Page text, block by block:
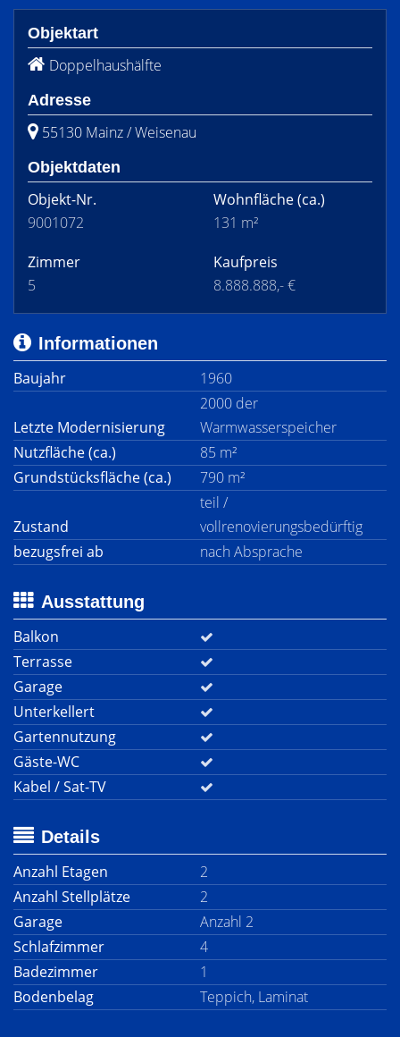
Objektart
Doppelhaushälfte
Adresse
55130 Mainz / Weisenau
Objektdaten
Objekt-Nr.
9001072
Wohnfläche(ca.)
131 m²
Zimmer
5
Kaufpreis
8.888.888,- €
Informationen
Baujahr
1960
Letzte Modernisierung
2000 der
Warmwasserspeicher
Nutzfläche (ca.)
85 m²
Grundstücksfläche (ca.)
790 m²
Zustand
teil /
vollrenovierungsbedürftig
bezugsfrei ab
nach Absprache
Ausstattung
Balkon
Terrasse
Garage
Unterkellert
Gartennutzung
Gäste-WC
Kabel / Sat-TV
Details
Anzahl Etagen
2
Anzahl Stellplätze
2
Garage
Anzahl 2
Schlafzimmer
4
Badezimmer
1
Bodenbelag
Teppich, Laminat